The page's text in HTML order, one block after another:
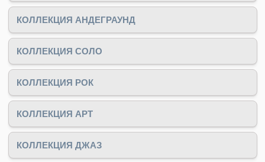
КОЛЛЕКЦИЯ АНДЕГРАУНД
КОЛЛЕКЦИЯ СОЛО
КОЛЛЕКЦИЯ РОК
КОЛЛЕКЦИЯ АРТ
КОЛЛЕКЦИЯ ДЖАЗ